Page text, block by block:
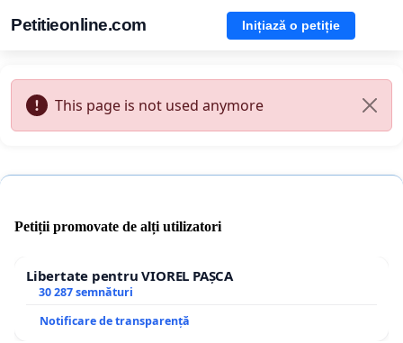
Petitieonline.com Inițiază o petiție
This page is not used anymore
Petiții promovate de alți utilizatori
Libertate pentru VIOREL PAȘCA
30 287 semnături
Notificare de transparență